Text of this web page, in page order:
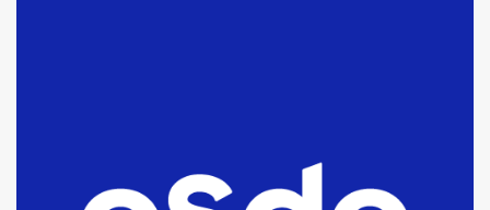
fueron detenidos por
comercialización de drogas en la
tarde del sábado